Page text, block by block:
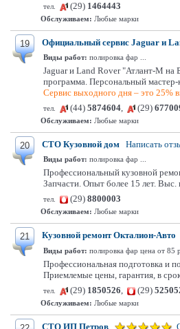
тел.
(29) 1464443
Обслуживаем: Любые марки
19 Официальный сервис Jaguar и
Виды работ: полировка фар ...
Jaguar и Land Rover "Атлант-М на
программа. Персональный мастер-
Сервис выходного дня – это 25%
тел. (44) 5874604, (29)
Обслуживаем: Любые марки
20 СТО Кузовной дом Написать
Виды работ: полировка фар ...
Профессиональный кузовной
Запчасти. Опыт более 15 лет. Выс.
тел.
(29) 8800003
Обслуживаем: Любые марки
21 Кузовной ремонт Окталион-Авто
Виды работ: полировка фар цена от 85 р.
Профессиональная подготовка и
Приемлемые цены, гарантия, в
тел.
(29) 1850526, (29)
Обслуживаем: Любые марки
СТО ИП Петров